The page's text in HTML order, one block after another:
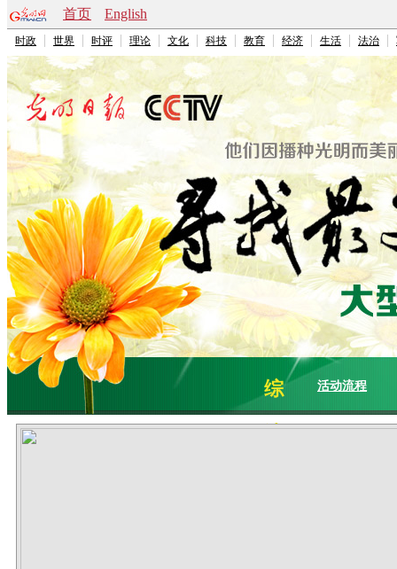
首页 English
时政 世界 时评 理论 文化 科技 教育 经济 生活 法治
综
述
活动流程